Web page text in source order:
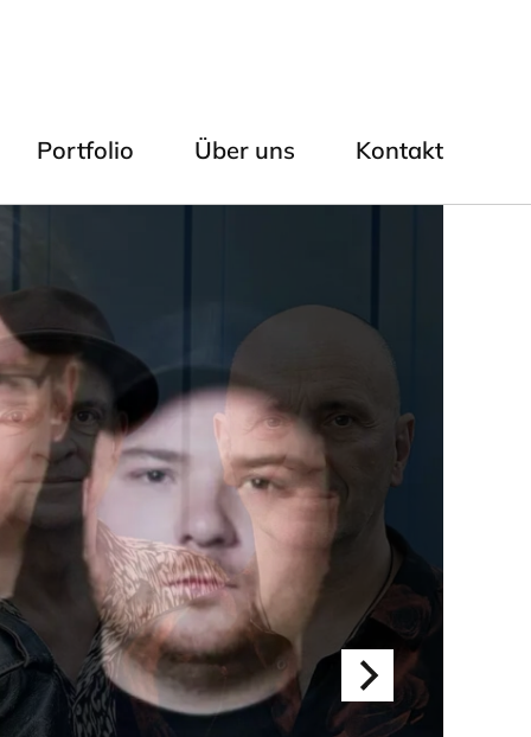
Portfolio Über uns Kontakt